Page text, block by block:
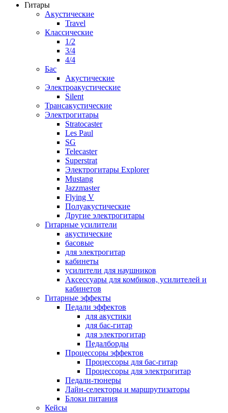
Гитары
Акустические
Travel
Классические
1/2
3/4
4/4
Бас
Акустические
Электроакустические
Silent
Трансакустические
Электрогитары
Stratocaster
Les Paul
SG
Telecaster
Superstrat
Электрогитары Explorer
Mustang
Jazzmaster
Flying V
Полуакустические
Другие электрогитары
Гитарные усилители
акустические
басовые
для электрогитар
кабинеты
усилители для наушников
Аксессуары для комбиков, усилителей и
кабинетов
Гитарные эффекты
Педали эффектов
для акустики
для бас-гитар
для электрогитар
Педалборды
Процессоры эффектов
Процессоры для бас-гитар
Процессоры для электрогитар
Педали-тюнеры
Лайн-селекторы и маршрутизаторы
Блоки питания
Кейсы